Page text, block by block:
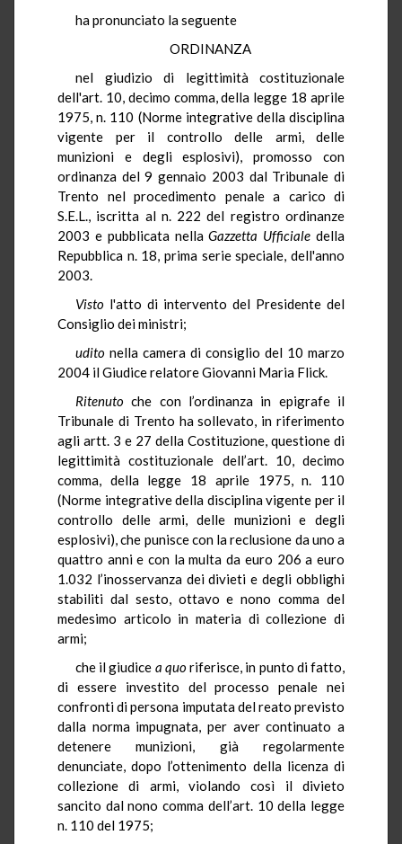
ha pronunciato la seguente
ORDINANZA
nel giudizio di legittimità costituzionale
dell'art. 10, decimo comma, della legge 18 aprile
1975, n. 110 (Norme integrative della disciplina
vigente per il controllo delle armi, delle
munizioni e degli esplosivi), promosso con
ordinanza del 9 gennaio 2003 dal Tribunale di
Trento nel procedimento penale a carico di
S.E.L., iscritta al n. 222 del registro ordinanze
2003 e pubblicata nellaGazzetta Ufficiale della
Repubblica n. 18, prima serie speciale, dell'anno
2003.
Visto l'atto di intervento del Presidente del
Consiglio dei ministri;
udito nella camera di consiglio del 10 marzo
2004 il Giudice relatore Giovanni Maria Flick.
Ritenuto che con l’ordinanza in epigrafe il
Tribunale di Trento ha sollevato, in riferimento
agli artt. 3 e 27 della Costituzione, questione di
legittimità costituzionale dell’art. 10, decimo
comma, della legge 18 aprile 1975, n. 110
(Norme integrative della disciplina vigente per il
controllo delle armi, delle munizioni e degli
esplosivi), che punisce con la reclusione da uno a
quattro anni e con la multa da euro 206 a euro
1.032 l’inosservanza dei divieti e degli obblighi
stabiliti dal sesto, ottavo e nono comma del
medesimo articolo in materia di collezione di
armi;
che il giudice a quoriferisce, in punto di fatto,
di essere investito del processo penale nei
confronti di persona imputata del reato previsto
dalla norma impugnata, per aver continuato a
detenere munizioni, già regolarmente
denunciate, dopo l’ottenimento della licenza di
collezione di armi, violando così il divieto
sancito dal nono comma dell’art. 10 della legge
n. 110 del 1975;